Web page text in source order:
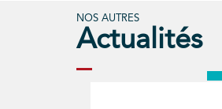
NOS AUTRES
Actualités